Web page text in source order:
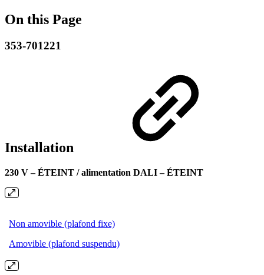
On this Page
353-701221
Installation
230 V – ÉTEINT / alimentation DALI – ÉTEINT
Non amovible (plafond fixe)
Amovible (plafond suspendu)